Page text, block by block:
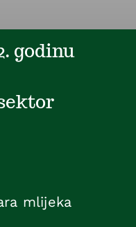
godinu
mlijeka